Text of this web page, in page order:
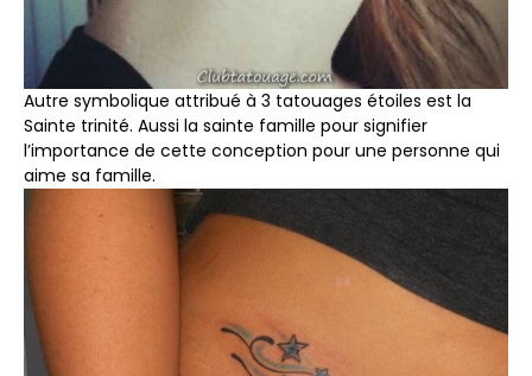
Autre symbolique attribué à 3 tatouages ​​étoiles est la
Sainte trinité. Aussi la sainte famille pour signifier
l’importance de cette conception pour une personne qui
aime sa famille.